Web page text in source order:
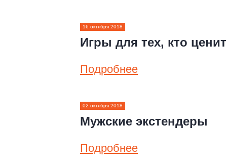
16 октября 2018
Игры для тех, кто
Подробнее
02 октября 2018
Мужские экстендеры
Подробнее